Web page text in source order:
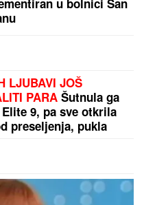
LJUBAVI JOŠ
PARA Šutnula ga
9, pa sve otkrila
preseljenja, pukla